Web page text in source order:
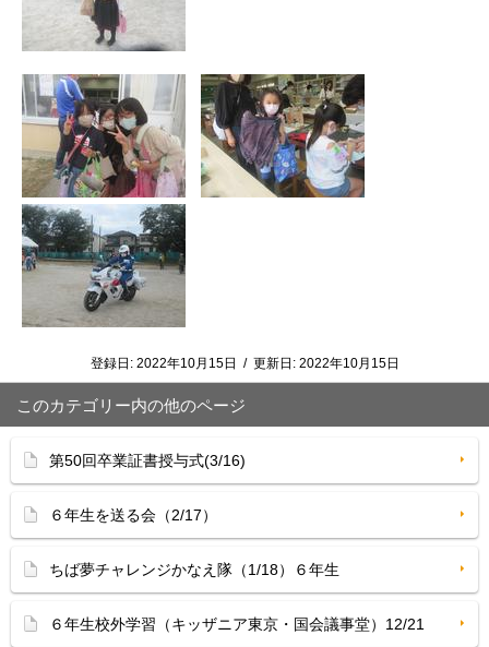
登録日: 2022年10月15日 / 更新日: 2022年10月15日
このカテゴリー内の他のページ
第50回卒業証書授与式(3/16)
６年生を送る会（2/17）
ちば夢チャレンジかなえ隊（1/18）６年生
６年生校外学習（キッザニア東京・国会議事堂）12/21